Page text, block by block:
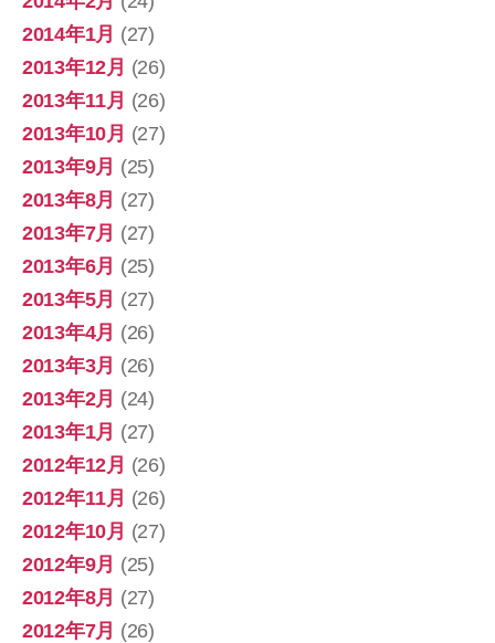
2014年1月 (27)
2013年12月 (26)
2013年11月 (26)
2013年10月 (27)
2013年9月 (25)
2013年8月 (27)
2013年7月 (27)
2013年6月 (25)
2013年5月 (27)
2013年4月 (26)
2013年3月 (26)
2013年2月 (24)
2013年1月 (27)
2012年12月 (26)
2012年11月 (26)
2012年10月 (27)
2012年9月 (25)
2012年8月 (27)
2012年7月 (26)